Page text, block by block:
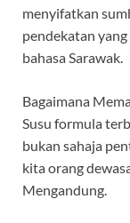
menyifatkan
pendekatan
bahasa Sarawak.
Bagaimana
Susu formula
bukan sahaja
kita orang
Mengandung.